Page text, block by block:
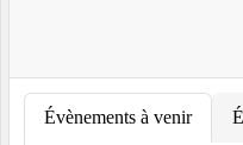
Évènements à venir